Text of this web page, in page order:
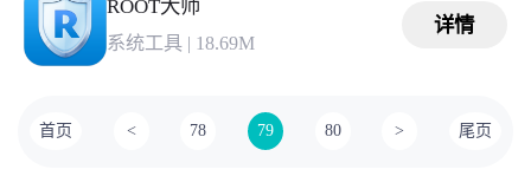
ROOT大师
系统工具| 18.69M
详情
首页 < 78 79 80 > 尾页